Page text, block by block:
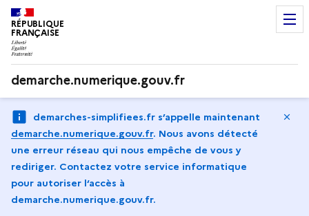
RÉPUBLIQUE
FRANÇAISE
demarche.numerique.gouv.fr
demarches-simplifiees.fr s’appelle maintenant
demarche.numerique.gouv.fr. Nous avons détecté
une erreur réseau qui nous empêche de vous y
rediriger. Contactez votre service informatique
pour autoriser l‘accès à
demarche.numerique.gouv.fr.